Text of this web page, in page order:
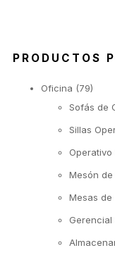
PRODUCTOS
Oficina (79)
Sofás de
Sillas
Operativo
Mesón
Mesas de
Gerencial